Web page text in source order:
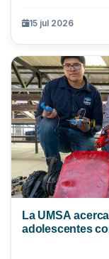
15 jul 2026
La UMSA
adolescentes